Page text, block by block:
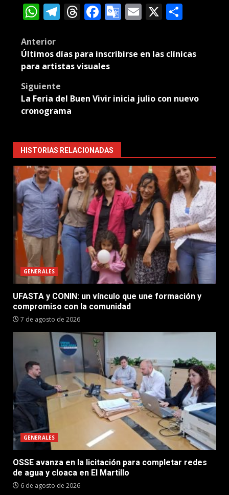
WhatsApp
Telegram
Threads
Facebook
Google
Email
X
Post
navigation
Anterior
Últimos días para inscribirse en las clínicas
para artistas visuales
Siguiente
La Feria del Buen Vivir inicia julio con nuevo
cronograma
HISTORIAS RELACIONADAS
GENERALES
UFASTA y CONIN: un vínculo que une formación y
compromiso con la comunidad
7 de agosto de 2026
GENERALES
OSSE avanza en la licitación para completar redes
de agua y cloaca en El Martillo
6 de agosto de 2026